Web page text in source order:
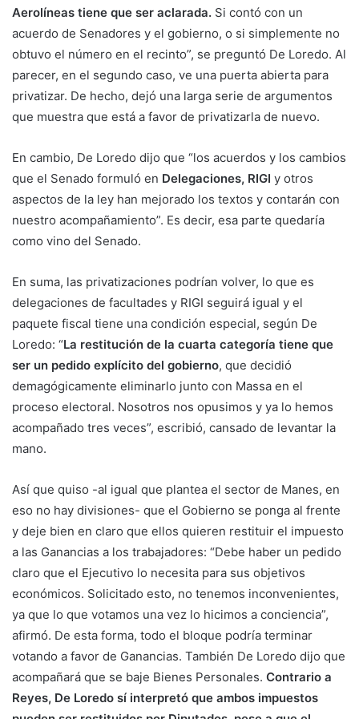
Aerolíneas tiene que ser aclarada. Si contó con un
acuerdo de Senadores y el gobierno, o si simplemente no
obtuvo el número en el recinto”, se preguntó De Loredo. Al
parecer, en el segundo caso, ve una puerta abierta para
privatizar. De hecho, dejó una larga serie de argumentos
que muestra que está a favor de privatizarla de nuevo.
En cambio, De Loredo dijo que “los acuerdos y los cambios
que el Senado formuló en Delegaciones, RIGI y otros
aspectos de la ley han mejorado los textos y contarán con
nuestro acompañamiento”. Es decir, esa parte quedaría
como vino del Senado.
En suma, las privatizaciones podrían volver, lo que es
delegaciones de facultades y RIGI seguirá igual y el
paquete fiscal tiene una condición especial, según De
Loredo: “La restitución de la cuarta categoría tiene que
ser un pedido explícito del gobierno, que decidió
demagógicamente eliminarlo junto con Massa en el
proceso electoral. Nosotros nos opusimos y ya lo hemos
acompañado tres veces”, escribió, cansado de levantar la
mano.
Así que quiso -al igual que plantea el sector de Manes, en
eso no hay divisiones- que el Gobierno se ponga al frente
y deje bien en claro que ellos quieren restituir el impuesto
a las Ganancias a los trabajadores: “Debe haber un pedido
claro que el Ejecutivo lo necesita para sus objetivos
económicos. Solicitado esto, no tenemos inconvenientes,
ya que lo que votamos una vez lo hicimos a conciencia”,
afirmó. De esta forma, todo el bloque podría terminar
votando a favor de Ganancias. También De Loredo dijo que
acompañará que se baje Bienes Personales. Contrario a
Reyes, De Loredo sí interpretó que ambos impuestos